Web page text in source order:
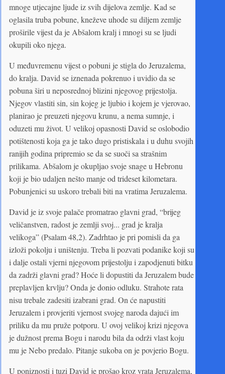
mnoge utjecajne ljude iz svih dijelova zemlje. Kad se
oglasila truba pobune, kneževe uhode su diljem zemlje
proširile vijest da je Abšalom kralj i mnogi su se ljudi
okupili oko njega.
U međuvremenu vijest o pobuni je stigla do Jeruzalema,
do kralja. David se iznenada pokrenuo i uvidio da se
pobuna širi u neposrednoj blizini njegovog prijestolja.
Njegov vlastiti sin, sin kojeg je ljubio i kojem je vjerovao,
planirao je preuzeti njegovu krunu, a nema sumnje, i
oduzeti mu život. U velikoj opasnosti David se oslobodio
potištenosti koja ga je tako dugo pristiskala i u duhu svojih
ranijih godina pripremio se da se suoči sa strašnim
prilikama. Abšalom je okupljao svoje snage u Hebronu
koji je bio udaljen nešto manje od trideset kilometara.
Pobunjenici su uskoro trebali biti na vratima Jeruzalema.
David je iz svoje palače promatrao glavni grad, “brijeg
veličanstven, radost je zemlji svoj... grad je kralja
velikoga” (Psalam 48,2). Zadrhtao je pri pomisli da ga
izloži pokolju i uništenju. Treba li pozvati podanike koji su
i dalje ostali vjerni njegovom prijestolju i zapodjenuti bitku
da zadrži glavni grad? Hoće li dopustiti da Jeruzalem bude
preplavljen krvlju? Onda je donio odluku. Strahote rata
nisu trebale zadesiti izabrani grad. On će napustiti
Jeruzalem i provjeriti vjernost svojeg naroda dajući im
priliku da mu pruže potporu. U ovoj velikoj krizi njegova
je dužnost prema Bogu i narodu bila da održi vlast koju
mu je Nebo predalo. Pitanje sukoba on je povjerio Bogu.
U poniznosti i tuzi David je prošao kroz vrata Jeruzalema,